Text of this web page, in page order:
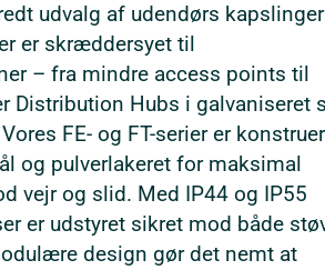
udvalg af udendørs
er skræddersyet til
– fra mindre access points til
Distribution Hubs i galvaniseret
FE- og FT-serier er
og pulverlakeret for maksimal
vejr og slid. Med IP44 og IP55
er udstyret sikret mod både
design gør det nemt at